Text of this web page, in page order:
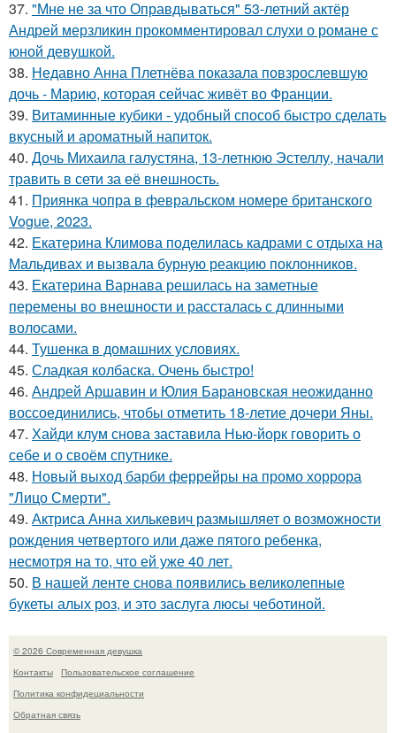
37. "Мне не за что Оправдываться" 53-летний актёр
Андрей мерзликин прокомментировал слухи о романе с
юной девушкой.
38. Недавно Анна Плетнёва показала повзрослевшую
дочь - Марию, которая сейчас живёт во Франции.
39. Витаминные кубики - удобный способ быстро сделать
вкусный и ароматный напиток.
40. Дочь Михаила галустяна, 13-летнюю Эстеллу, начали
травить в сети за её внешность.
41. Приянка чопра в февральском номере британского
Vogue, 2023.
42. Екатерина Климова поделилась кадрами с отдыха на
Мальдивах и вызвала бурную реакцию поклонников.
43. Екатерина Варнава решилась на заметные
перемены во внешности и рассталась с длинными
волосами.
44. Тушенка в домашних условиях.
45. Сладкая колбаска. Очень быстро!
46. Андрей Аршавин и Юлия Барановская неожиданно
воссоединились, чтобы отметить 18-летие дочери Яны.
47. Хайди клум снова заставила Нью-йорк говорить о
себе и о своём спутнике.
48. Новый выход барби феррейры на промо хоррора
"Лицо Смерти".
49. Актриса Анна хилькевич размышляет о возможности
рождения четвертого или даже пятого ребенка,
несмотря на то, что ей уже 40 лет.
50. В нашей ленте снова появились великолепные
букеты алых роз, и это заслуга люсы чеботиной.
© 2026 Современная девушка
Контакты
Пользовательское соглашение
Политика конфидециальности
Обратная связь